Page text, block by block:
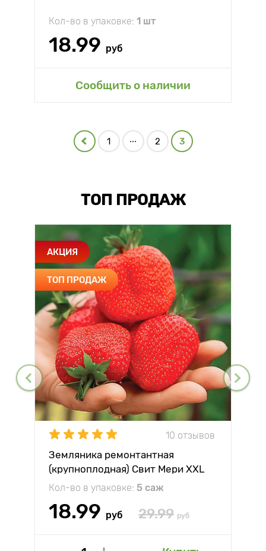
Кол-во в упаковке: 1 шт
18.99 руб
Сообщить о наличии
1 ... 2 3
ТОП ПРОДАЖ
АКЦИЯ
ТОП ПРОДАЖ
10 отзывов
Земляника ремонтантная
(крупноплодная) Свит Мери XXL
Кол-во в упаковке: 5 саж
18.99 руб 29.99 руб